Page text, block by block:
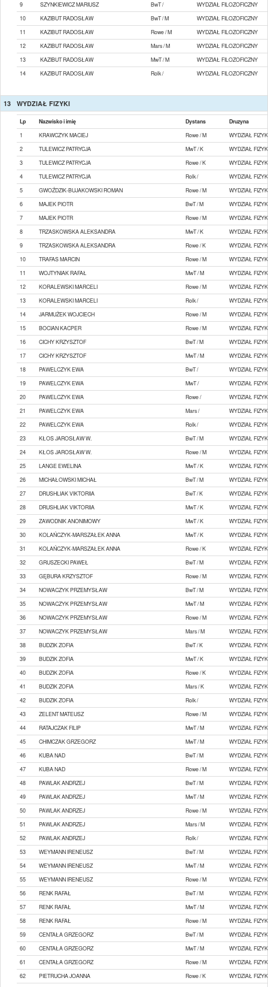
9
SZYNKIEWICZ MARIUSZ BwT /
WYDZIAŁ FILOZOFICZNY
10
KAZIBUT RADOSŁAW BwT / M
WYDZIAŁ FILOZOFICZNY
11
KAZIBUT RADOSŁAW Rowe / M
WYDZIAŁ FILOZOFICZNY
12
KAZIBUT RADOSŁAW Mars / M
WYDZIAŁ FILOZOFICZNY
13
KAZIBUT RADOSŁAW MwT / M
WYDZIAŁ FILOZOFICZNY
14
KAZIBUT RADOSŁAW Rolk / WYDZIAŁ FILOZOFICZNY
13 WYDZIAŁ FIZYKI
Lp Nazwisko i imię Dystans
Druzyna
1
KRAWCZYK MACIEJ Rowe / M
WYDZIAŁ
2
TULEWICZ PATRYCJA MwT / K
WYDZIAŁ
3
TULEWICZ PATRYCJA Rowe / K
WYDZIAŁ
4
TULEWICZ PATRYCJA Rolk /
WYDZIAŁ
5
GWOŹDZIK-BUJAKOWSKI ROMAN Rowe / M
WYDZIAŁ
6
MAJEK PIOTR BwT / M
WYDZIAŁ
7
MAJEK PIOTR Rowe / M
WYDZIAŁ
8
TRZASKOWSKA ALEKSANDRA MwT / K
WYDZIAŁ
9
TRZASKOWSKA ALEKSANDRA Rowe / K
WYDZIAŁ
10
TRAFAS MARCIN Rowe / M
WYDZIAŁ
11
WOJTYNIAK RAFAŁ MwT / M
WYDZIAŁ
12
KORALEWSKI MARCELI Rowe / M
WYDZIAŁ
13
KORALEWSKI MARCELI Rolk /
WYDZIAŁ
14
JARMUŻEK WOJCIECH Rowe / M
WYDZIAŁ
15
BOCIAN KACPER Rowe / M
WYDZIAŁ
16
CICHY KRZYSZTOF BwT / M
WYDZIAŁ
17
CICHY KRZYSZTOF MwT / M
WYDZIAŁ
18
PAWELCZYK EWA BwT /
WYDZIAŁ
19
PAWELCZYK EWA MwT /
WYDZIAŁ
20
PAWELCZYK EWA Rowe /
WYDZIAŁ
21
PAWELCZYK EWA Mars /
WYDZIAŁ
22
PAWELCZYK EWA Rolk /
WYDZIAŁ
23
KŁOS JAROSŁAW W. BwT / M
WYDZIAŁ
24
KŁOS JAROSŁAW W. Rowe / M
WYDZIAŁ
25
LANGE EWELINA MwT / K
WYDZIAŁ
26
MICHAŁOWSKI MICHAŁ BwT / M
WYDZIAŁ
27
DRUSHLIAK VIKTORIIA BwT / K
WYDZIAŁ
28
DRUSHLIAK VIKTORIIA MwT / K
WYDZIAŁ
29
ZAWODNIK ANONIMOWY MwT / K
WYDZIAŁ
30
KOLAŃCZYK-MARSZAŁEK ANNA MwT / K
WYDZIAŁ
31
KOLAŃCZYK-MARSZAŁEK ANNA Rowe / K
WYDZIAŁ
32
GRUSZECKI PAWEŁ BwT / M
WYDZIAŁ
33
GĘBURA KRZYSZTOF Rowe / M
WYDZIAŁ
34
NOWACZYK PRZEMYSŁAW BwT / M
WYDZIAŁ
35
NOWACZYK PRZEMYSŁAW MwT / M
WYDZIAŁ
36
NOWACZYK PRZEMYSŁAW Rowe / M
WYDZIAŁ
37
NOWACZYK PRZEMYSŁAW Mars / M
WYDZIAŁ
38
BUDZIK ZOFIA BwT / K
WYDZIAŁ
39
BUDZIK ZOFIA MwT / K
WYDZIAŁ
40
BUDZIK ZOFIA Rowe / K
WYDZIAŁ
41
BUDZIK ZOFIA Mars / K
WYDZIAŁ
42
BUDZIK ZOFIA Rolk /
WYDZIAŁ
43
ZELENT MATEUSZ Rowe / M
WYDZIAŁ
44
RATAJCZAK FILIP MwT / M
WYDZIAŁ
45
CHIMCZAK GRZEGORZ MwT / M
WYDZIAŁ
46
KUBA NAD BwT / M
WYDZIAŁ
47
KUBA NAD Rowe / M
WYDZIAŁ
48
PAWLAK ANDRZEJ BwT / M
WYDZIAŁ
49
PAWLAK ANDRZEJ MwT / M
WYDZIAŁ
50
PAWLAK ANDRZEJ Rowe / M
WYDZIAŁ
51
PAWLAK ANDRZEJ Mars / M
WYDZIAŁ
52
PAWLAK ANDRZEJ Rolk /
WYDZIAŁ
53
WEYMANN IRENEUSZ BwT / M
WYDZIAŁ
54
WEYMANN IRENEUSZ MwT / M
WYDZIAŁ
55
WEYMANN IRENEUSZ Rowe / M
WYDZIAŁ
56
RENK RAFAŁ BwT / M
WYDZIAŁ
57
RENK RAFAŁ MwT / M
WYDZIAŁ
58
RENK RAFAŁ Rowe / M
WYDZIAŁ
59
CENTAŁA GRZEGORZ BwT / M
WYDZIAŁ
60
CENTAŁA GRZEGORZ MwT / M
WYDZIAŁ
61
CENTAŁA GRZEGORZ Rowe / M
WYDZIAŁ
62
PIETRUCHA JOANNA Rowe / K
WYDZIAŁ